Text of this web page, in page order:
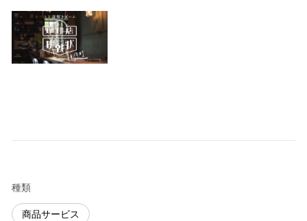
種類
商品サービス